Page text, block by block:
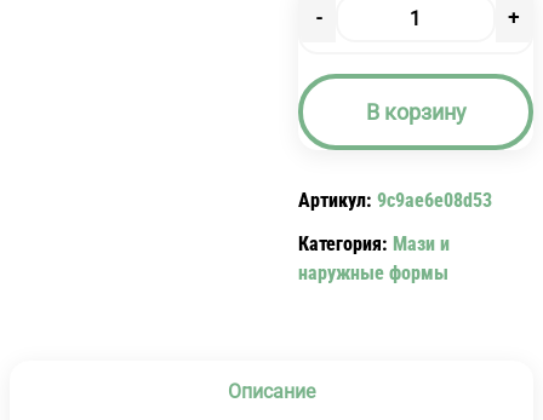
-
АПИЗАРТРОН
МАЗЬ
20
APISARTRON
+
В корзину
Артикул: 9c9ae6e08d53
Категория: Мази и
наружные формы
Описание